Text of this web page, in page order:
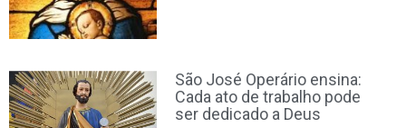
São José Operário ensina:
Cada ato de trabalho pode
ser dedicado a Deus